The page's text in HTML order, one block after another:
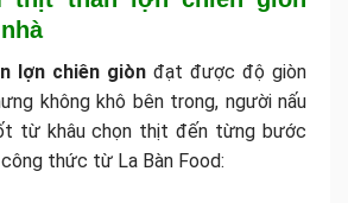
lợn chiên giòn đạt được độ giòn
không khô bên trong, người nấu
từ khâu chọn thịt đến từng bước
thức từ La Bàn Food: